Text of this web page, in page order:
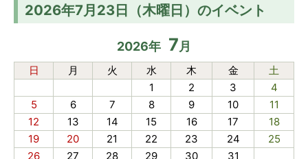
2026年7月23日（木曜日）のイベント
2026年 7月
日 月 火 水 木 金
土
1
2 3
4
5
6 7 8 9 10
11
12
13 14 15 16 17
18
19
20 21 22 23 24
25
26
27 28 29 30 31